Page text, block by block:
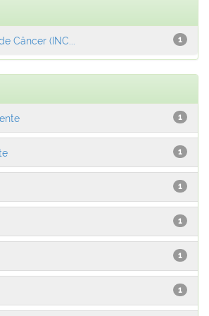
1
Câncer (INC...
1
1
1
1
1
1